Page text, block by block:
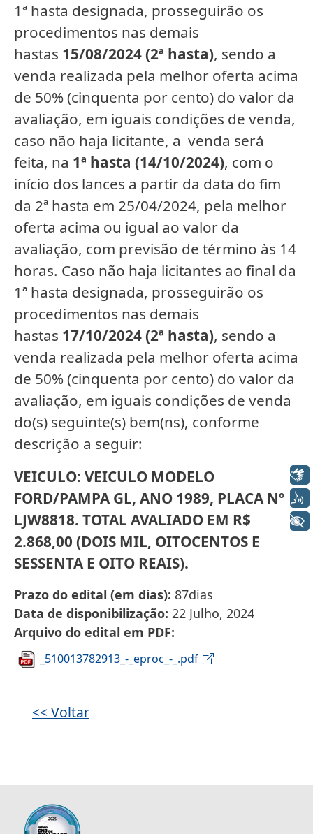
1ª hasta designada, prosseguirão os
procedimentos nas demais
hastas 15/08/2024 (2ª hasta), sendo a
venda realizada pela melhor oferta acima
de 50% (cinquenta por cento) do valor da
avaliação, em iguais condições de venda,
caso não haja licitante, a venda será
feita, na 1ª hasta (14/10/2024), com o
início dos lances a partir da data do fim
da 2ª hasta em 25/04/2024, pela melhor
oferta acima ou igual ao valor da
avaliação, com previsão de término às 14
horas. Caso não haja licitantes ao final da
1ª hasta designada, prosseguirão os
procedimentos nas demais
hastas 17/10/2024 (2ª hasta), sendo a
venda realizada pela melhor oferta acima
de 50% (cinquenta por cento) do valor da
avaliação, em iguais condições de venda
do(s) seguinte(s) bem(ns), conforme
descrição a seguir:
VEICULO: VEICULO MODELO
FORD/PAMPA GL, ANO 1989, PLACA Nº
LJW8818. TOTAL AVALIADO EM R$
2.868,00 (DOIS MIL, OITOCENTOS E
SESSENTA E OITO REAIS).
Prazo do edital (em dias) 87dias
Data de disponibilização 22 Julho, 2024
Arquivo do edital em PDF
_510013782913_-_eproc_-_.pdf
<< Voltar
Informações úteis sobre os órgãos da 2ª
Imagem
Voz
+ Acessibilidade